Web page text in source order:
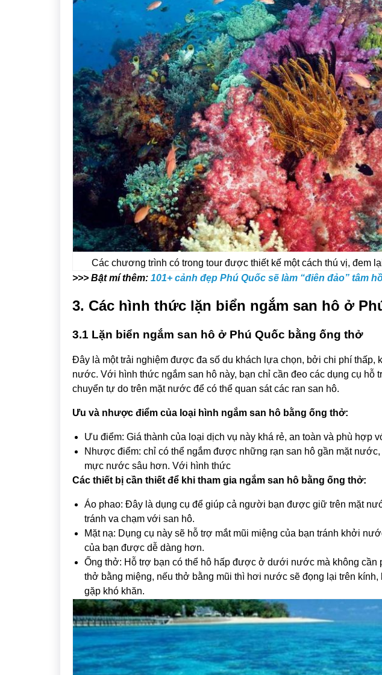
Các chương trình có trong tour được thiết kế một cách thú vị, đem
>>> Bật mí thêm: 101+ cảnh đẹp Phú Quốc sẽ làm “điên đảo” tâm
3. Các hình thức lặn biển ngắm san hô ở
3.1 Lặn biển ngắm san hô ở Phú Quốc bằng ống thở
Đây là một trải nghiệm được đa số du khách lựa chọn, bởi chi phí thấp,
nước. Với hình thức ngắm san hô này, bạn chỉ cần đeo các dụng cụ hỗ
chuyển tự do trên mặt nước để có thể quan sát các ran san hô.
Ưu và nhược điểm của loại hình ngắm san hô bằng ống thở:
Ưu điểm: Giá thành của loại dịch vụ này khá rẻ, an toàn và phù hợp
Nhược điểm: chỉ có thể ngắm được những rạn san hô gần mặt
mực nước sâu hơn. Với hình thức
Các thiết bị cần thiết để khi tham gia ngắm san hô bằng ống thở:
Áo phao: Đây là dụng cụ để giúp cả người bạn được giữ trên mặt
tránh va chạm với san hô.
Mặt nạ: Dụng cụ này sẽ hỗ trợ mắt mũi miệng của bạn tránh khởi
của bạn được dễ dàng hơn.
Ống thở: Hỗ trợ bạn có thể hô hấp được ở dưới nước mà không cần
thở bằng miệng, nếu thở bằng mũi thì hơi nước sẽ đọng lại trên kính,
gặp khó khăn.